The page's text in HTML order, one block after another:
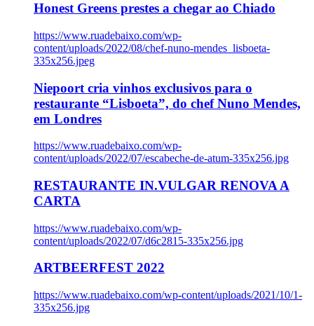
Honest Greens prestes a chegar ao Chiado
https://www.ruadebaixo.com/wp-
content/uploads/2022/08/chef-nuno-mendes_lisboeta-
335x256.jpeg
Niepoort cria vinhos exclusivos para o
restaurante “Lisboeta”, do chef Nuno Mendes,
em Londres
https://www.ruadebaixo.com/wp-
content/uploads/2022/07/escabeche-de-atum-335x256.jpg
RESTAURANTE IN.VULGAR RENOVA A
CARTA
https://www.ruadebaixo.com/wp-
content/uploads/2022/07/d6c2815-335x256.jpg
ARTBEERFEST 2022
https://www.ruadebaixo.com/wp-content/uploads/2021/10/1-
335x256.jpg